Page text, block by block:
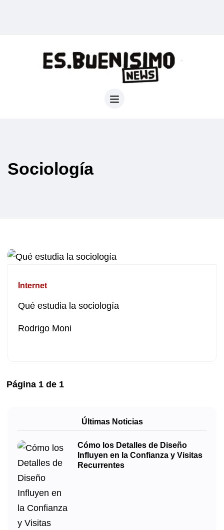
Sociología
Internet
Qué estudia la sociología
Rodrigo Moni
Página 1 de 1
Últimas Noticias
Cómo los Detalles de Diseño
Influyen en la Confianza y Visitas
Recurrentes